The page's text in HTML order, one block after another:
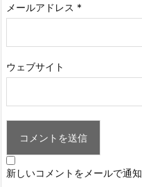
メールアドレス *
ウェブサイト
新しいコメントをメールで通知